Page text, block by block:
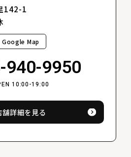
142-1
Google Map
940-9950
10:00-19:00
舗詳細を見る